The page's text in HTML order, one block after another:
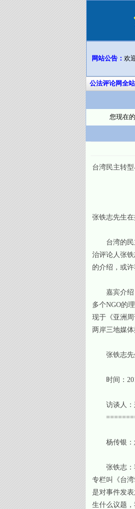
网站公告： 欢
公法评论网全站
您现在
台湾民主转
张铁志先生在
台湾的民主
治评论人张
的介绍，或
嘉宾介绍：
多个NGO的
现于《亚洲
两岸三地媒体
张铁志先生
时间：
访谈人：
杨传银：您
张铁志：我
专栏叫《台
是对事件发
生什么议题